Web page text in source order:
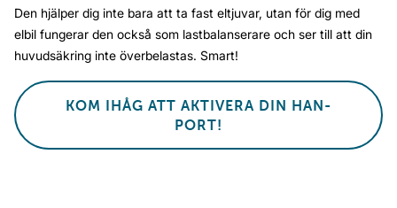
Den hjälper dig inte bara att ta fast eltjuvar, utan för dig med
elbil fungerar den också som lastbalanserare och ser till att din
huvudsäkring inte överbelastas. Smart!
KOM IHÅG ATT AKTIVERA DIN HAN-
PORT!